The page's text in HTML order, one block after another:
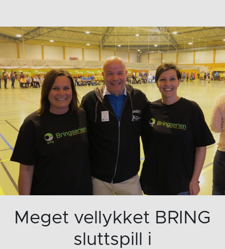
Meget vellykket BRING
sluttspill i